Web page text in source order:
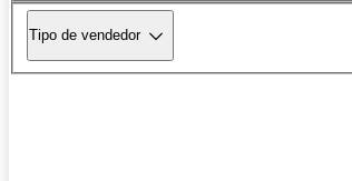
Tipo de vendedor